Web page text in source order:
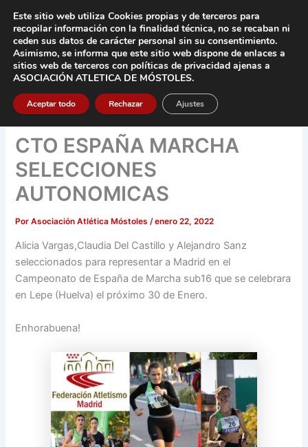
contenido
CTO ESPAÑA MARCHA
SELECCIONES
AUTONOMICAS
PorAsociación Atlética Móstoles/enero 22, 2022
Alicia Vargas,Claudia Del Castillo y Alejandro Sanz
seleccionados para representar a Madrid en el
Campeonato de España de Marcha sub16 que se celebrara
en Lepe (Huelva) el próximo 30 de Enero.
Enhorabuena!
Este sitio web utiliza Cookies propias y de terceros para
recopilar información con la finalidad técnica, no se recaban ni
ceden sus datos de carácter personal sin su consentimiento.
Asimismo, se informa que este sitio web dispone de enlaces a
sitios web de terceros con políticas de privacidad ajenas a
ASOCIACIÓN ATLETICA DE MÓSTOLES.
Aceptar todo Rechazar Ajustes